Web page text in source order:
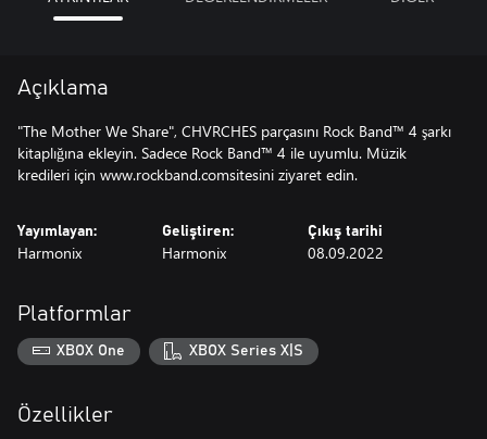
Açıklama
"The Mother We Share", CHVRCHES parçasını Rock Band™ 4 şarkı
kitaplığına ekleyin. Sadece Rock Band™ 4 ile uyumlu. Müzik
kredileri için www.rockband.comsitesini ziyaret edin.
Yayımlayan:
Harmonix
Geliştiren:
Harmonix
Çıkış tarihi
08.09.2022
Platformlar
XBOX One XBOX Series X|S
Özellikler